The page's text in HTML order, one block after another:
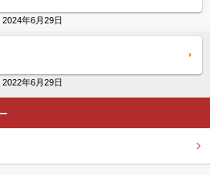
2024年6月29日
2022年6月29日